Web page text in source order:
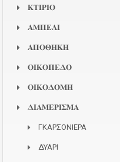
𝚱𝚻𝚰𝚸𝚰𝚶
𝚨𝚳𝚷𝚬𝚲𝚰
𝚨𝚷𝚶𝚯𝚮𝚱𝚮
𝚶𝚰𝚱𝚶𝚷𝚬𝚫𝚶
𝚶𝚰𝚱𝚶𝚫𝚶𝚳𝚮
𝚫𝚰𝚨𝚳𝚬𝚸𝚰𝚺𝚳𝚨
ΓΚΑΡΣΟΝΙΕΡΑ
ΔΥΑΡΙ